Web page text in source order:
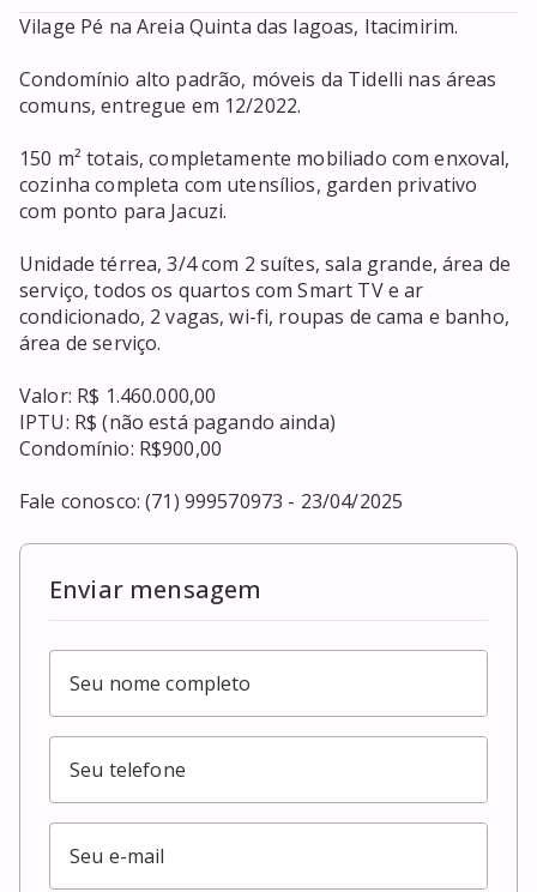
Vilage Pé na Areia Quinta das lagoas, Itacimirim.
Condomínio alto padrão, móveis da Tidelli nas áreas
comuns, entregue em 12/2022.
150 m² totais, completamente mobiliado com enxoval,
cozinha completa com utensílios, garden privativo
com ponto para Jacuzi.
Unidade térrea, 3/4 com 2 suítes, sala grande, área de
serviço, todos os quartos com Smart TV e ar
condicionado, 2 vagas, wi-fi, roupas de cama e banho,
área de serviço.
Valor: R$ 1.460.000,00
IPTU: R$ (não está pagando ainda)
Condomínio: R$900,00
Fale conosco: (71) 999570973 - 23/04/2025
Enviar mensagem